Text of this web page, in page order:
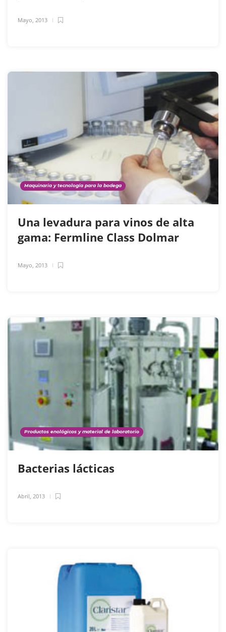
Mayo, 2013
Maquinaria y tecnología para la bodega
Una levadura para vinos de alta
gama: Fermline Class Dolmar
Mayo, 2013
Productos enológicos y material de laboratorio
Bacterias lácticas
Abril, 2013